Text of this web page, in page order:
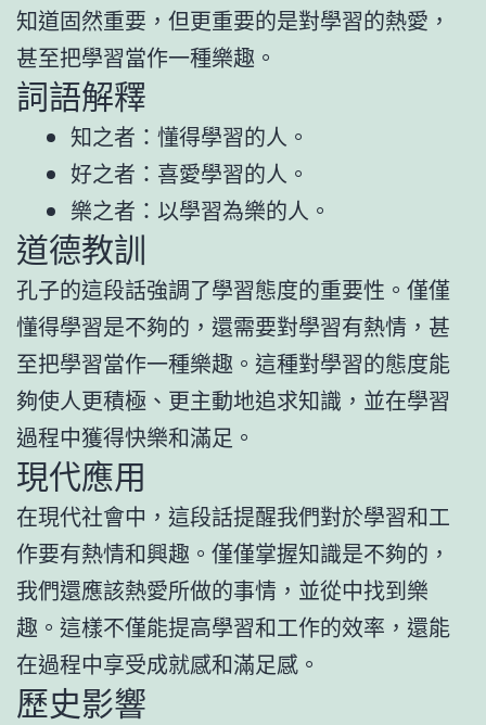
知道固然重要，但更重要的是對學習的熱愛，
甚至把學習當作一種樂趣。
詞語解釋
知之者：懂得學習的人。
好之者：喜愛學習的人。
樂之者：以學習為樂的人。
道德教訓
孔子的這段話強調了學習態度的重要性。僅僅
懂得學習是不夠的，還需要對學習有熱情，甚
至把學習當作一種樂趣。這種對學習的態度能
夠使人更積極、更主動地追求知識，並在學習
過程中獲得快樂和滿足。
現代應用
在現代社會中，這段話提醒我們對於學習和工
作要有熱情和興趣。僅僅掌握知識是不夠的，
我們還應該熱愛所做的事情，並從中找到樂
趣。這樣不僅能提高學習和工作的效率，還能
在過程中享受成就感和滿足感。
歷史影響